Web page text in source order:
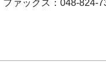
ファックス：048-824-